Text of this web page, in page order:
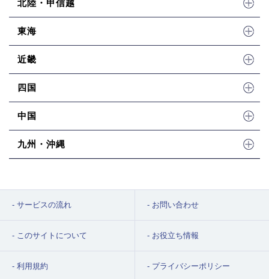
北陸・甲信越
東海
近畿
四国
中国
九州・沖縄
サービスの流れ お問い合わせ
このサイトについて お役立ち情報
利用規約 プライバシーポリシー